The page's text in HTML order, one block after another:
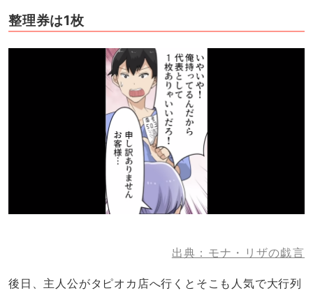
整理券は1枚
出典：モナ・リザの戯言
後日、主人公がタピオカ店へ行くとそこも人気で大行列